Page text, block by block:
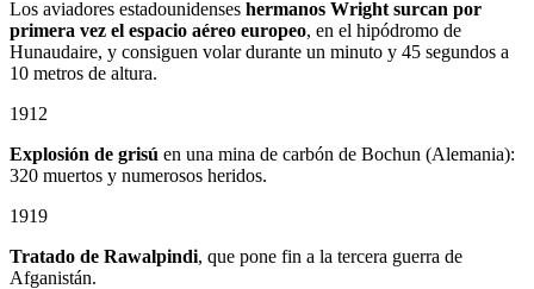
Los aviadores estadounidenses hermanos Wright surcan por
primera vez el espacio aéreo europeo, en el hipódromo de
Hunaudaire, y consiguen volar durante un minuto y 45 segundos a
10 metros de altura.
1912
Explosión de grisú en una mina de carbón de Bochun (Alemania):
320 muertos y numerosos heridos.
1919
Tratado de Rawalpindi, que pone fin a la tercera guerra de
Afganistán.